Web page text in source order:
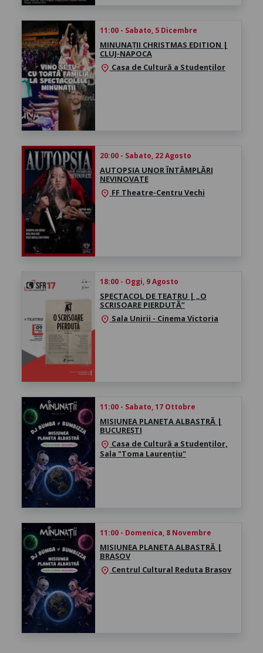
11:00 - Sabato, 5 Dicembre
MINUNAȚII CHRISTMAS EDITION |
CLUJ-NAPOCA
location_on Casa de Cultură a Studenților
20:00 - Sabato, 22 Agosto
AUTOPSIA UNOR ÎNTÂMPLĂRI
NEVINOVATE
location_on FF Theatre-Centru Vechi
18:00 - Oggi, 9 Agosto
SPECTACOL DE TEATRU | „O
SCRISOARE PIERDUTĂ”
location_on Sala Unirii - Cinema Victoria
11:00 - Sabato, 17 Ottobre
MISIUNEA PLANETA ALBASTRĂ |
BUCUREȘTI
location_on Casa de Cultură a Studenților,
Sala "Toma Laurențiu"
11:00 - Domenica, 8 Novembre
MISIUNEA PLANETA ALBASTRĂ |
BRAȘOV
location_on Centrul Cultural Reduta Brașov